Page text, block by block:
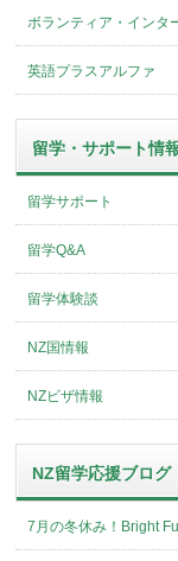
ボランティア・インタ
英語プラスアルファ
留学・サポート情
留学サポート
留学Q&A
留学体験談
NZ国情報
NZビザ情報
NZ留学応援ブログ
7月の冬休み！Bright